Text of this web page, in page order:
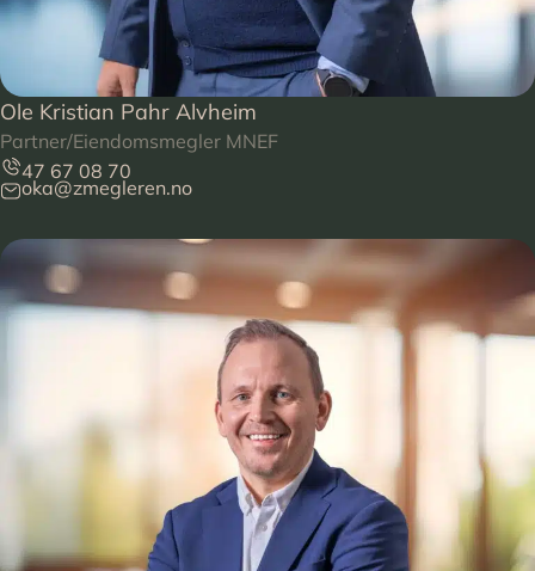
Ole Kristian Pahr Alvheim
Partner/Eiendomsmegler MNEF
47 67 08 70
oka@zmegleren.no